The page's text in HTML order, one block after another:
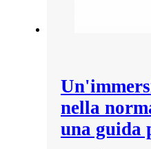
nella
una guida